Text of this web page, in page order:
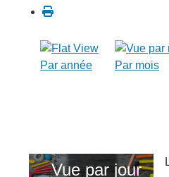
Par année Par mois
Vue par jour